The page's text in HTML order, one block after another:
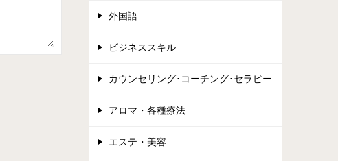
外国語
ビジネススキル
カウンセリング･コーチング･セラピー
アロマ・各種療法
エステ・美容